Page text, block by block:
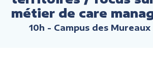
métier de care
10h - Campus des Mureaux